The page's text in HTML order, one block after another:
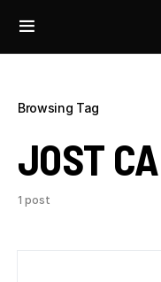
Browsing Tag
JOST
1 post